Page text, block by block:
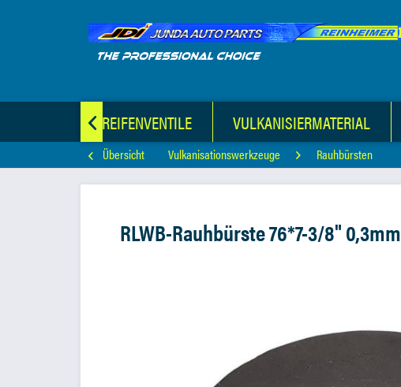
KFZ-LUFTREIFENVENTILE VULKANISIERMATERIAL

Übersicht Vulkanisationswerkzeuge Rauhbürsten
RLWB-Rauhbürste 76*7-3/8" 0,3mm